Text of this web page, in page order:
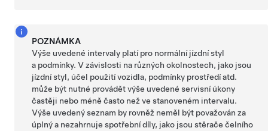
POZNÁMKA
Výše uvedené intervaly platí pro normální jízdní styl
a podmínky. V závislosti na různých okolnostech, jako jsou
jízdní styl, účel použití vozidla, podmínky prostředí atd.
může být nutné provádět výše uvedené servisní úkony
častěji nebo méně často než ve stanoveném intervalu.
Výše uvedený seznam by rovněž neměl být považován za
úplný a nezahrnuje spotřební díly, jako jsoustěrače čelního